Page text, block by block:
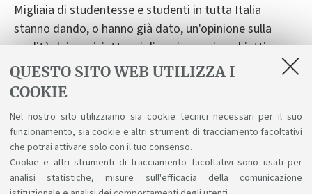
QUESTO SITO WEB UTILIZZA I
COOKIE
Nel nostro sito utilizziamo sia cookie tecnici necessari per il suo
funzionamento, sia cookie e altri strumenti di tracciamento facoltativi
che potrai attivare solo con il tuo consenso.
Cookie e altri strumenti di tracciamento facoltativi sono usati per
analisi statistiche, misure sull'efficacia della comunicazione
Migliaia di studentesse e studenti in tutta Italia
stanno dando, o hanno già dato, un'opinione sulla
qualità dei servizi. Atenei diversi, un unico obiettivo:
migliorare l'università.
Frequenti il secondo anno o anni successivi?
IL QUESTIONARIO